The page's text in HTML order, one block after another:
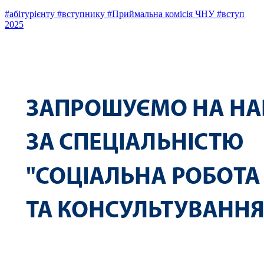
#абітурієнту #вступнику #Приймальна комісія ЧНУ#вступ
2025